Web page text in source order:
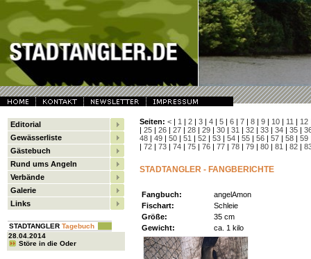
Editorial
Gewässerliste
Gästebuch
Rund ums Angeln
Verbände
Galerie
Links
STADTANGLER Tagebuch
28.04.2014
Störe in die Oder
Seiten: < | 1 | 2 | 3 | 4 | 5 | 6 | 7 | 8 | 9 | 10 | 11 | 12
| 25 | 26 | 27 | 28 | 29 | 30 | 31 | 32 | 33 | 34 | 35 |
48 | 49 | 50 | 51 | 52 | 53 | 54 | 55 | 56 | 57 | 58 | 59
| 72 | 73 | 74 | 75 | 76 | 77 | 78 | 79 | 80 | 81 | 82 |
STADTANGLER - FANGBERICHTE
Fangbuch:
angelAmon
Fischart:
Schleie
Größe:
35 cm
Gewicht:
ca. 1 kilo